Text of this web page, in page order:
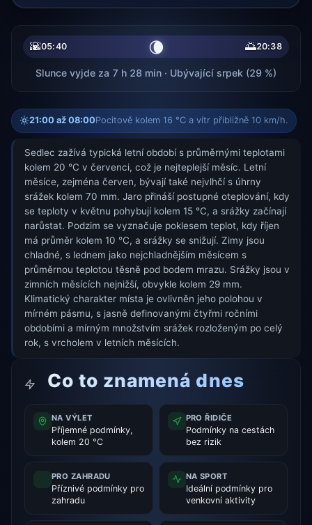
🌇05:40 🌘 🌅20:38
Slunce vyjde za 7 h 28 min · Ubývající srpek (29 %)
21:00 až 08:00Pocitově kolem 16 °C a vítr přibližně 10 km/h.
Sedlec zažívá typická letní období s průměrnými teplotami
kolem 20 °C v červenci, což je nejteplejší měsíc. Letní
měsíce, zejména červen, bývají také nejvlhčí s úhrny
srážek kolem 70 mm. Jaro přináší postupné oteplování, kdy
se teploty v květnu pohybují kolem 15 °C, a srážky začínají
narůstat. Podzim se vyznačuje poklesem teplot, kdy říjen
má průměr kolem 10 °C, a srážky se snižují. Zimy jsou
chladné, s lednem jako nejchladnějším měsícem s
průměrnou teplotou těsně pod bodem mrazu. Srážky jsou v
zimních měsících nejnižší, obvykle kolem 29 mm.
Klimatický charakter místa je ovlivněn jeho polohou v
mírném pásmu, s jasně definovanými čtyřmi ročními
obdobími a mírným množstvím srážek rozloženým po celý
rok, s vrcholem v letních měsících.
Co to znamená dnes
NA VÝLET
Příjemné podmínky,
kolem 20 °C
PRO ŘIDIČE
Podmínky na cestách
bez rizik
PRO ZAHRADU
Příznivé podmínky pro
zahradu
NA SPORT
Ideální podmínky pro
venkovní aktivity